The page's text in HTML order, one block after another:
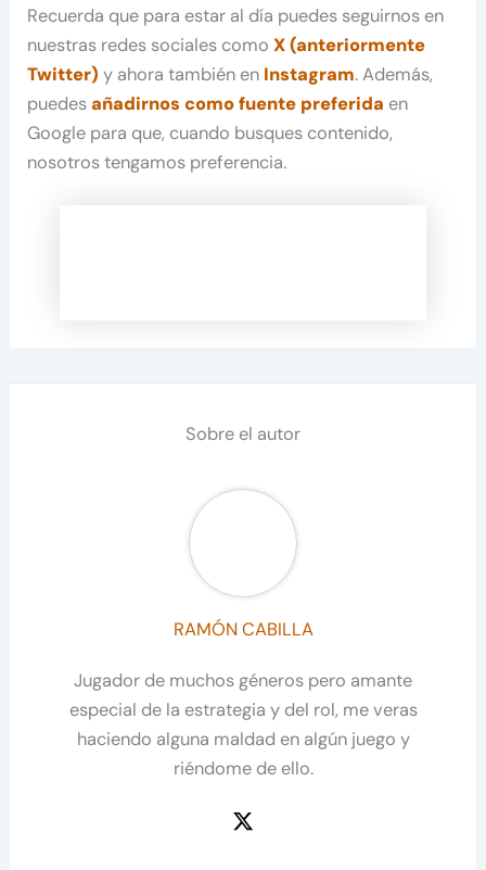
Recuerda que para estar al día puedes seguirnos en
nuestras redes sociales comoX (anteriormente
Twitter) y ahora también en Instagram. Además,
puedesañadirnos como fuente preferida en
Google para que, cuando busques contenido,
nosotros tengamos preferencia.
Sobre el autor
RAMÓN CABILLA
Jugador de muchos géneros pero amante
especial de la estrategia y del rol, me veras
haciendo alguna maldad en algún juego y
riéndome de ello.